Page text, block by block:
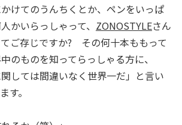
かけてのうんちくとか、ペンをいっぱ
かいらっしゃって、 ZONOSTYLEさん
てご存じですか? その何十本ももって
のものを知ってらっしゃる方に、
関しては間違いなく世界一だ」と言い
す。